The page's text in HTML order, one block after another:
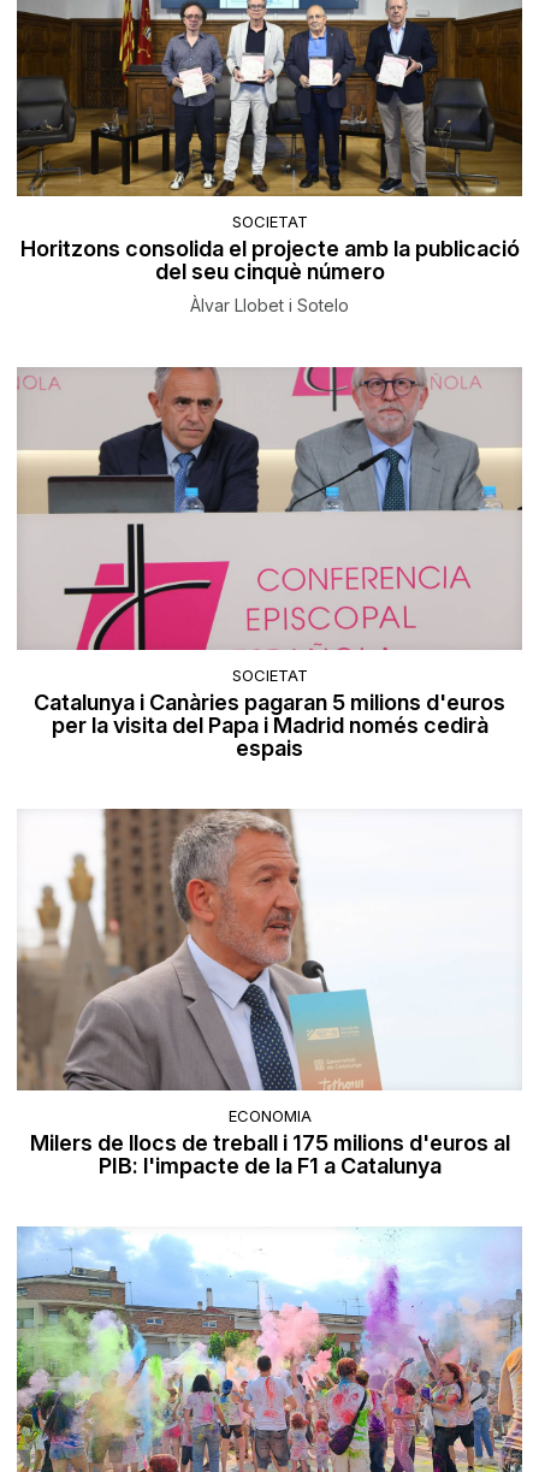
SOCIETAT
Horitzons consolida el projecte amb la publicació
del seu cinquè número
Àlvar Llobet i Sotelo
SOCIETAT
Catalunya i Canàries pagaran 5 milions d'euros
per la visita del Papa i Madrid només cedirà
espais
ECONOMIA
Milers de llocs de treball i 175 milions d'euros al
PIB: l'impacte de la F1 a Catalunya